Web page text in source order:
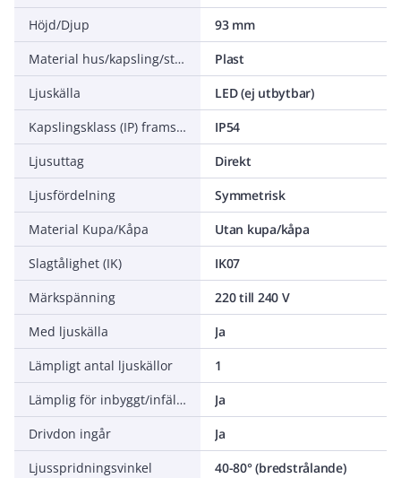
Höjd/Djup
93 mm
Material hus/kapsling/stomme
Plast
Ljuskälla
LED (ej utbytbar)
Kapslingsklass (IP) framsida
IP54
Ljusuttag
Direkt
Ljusfördelning
Symmetrisk
Material Kupa/Kåpa
Utan kupa/kåpa
Slagtålighet (IK)
IK07
Märkspänning
220 till 240 V
Med ljuskälla
Ja
Lämpligt antal ljuskällor
1
Lämplig för inbyggt/infällt montage
Ja
Drivdon ingår
Ja
Ljusspridningsvinkel
40-80° (bredstrålande)